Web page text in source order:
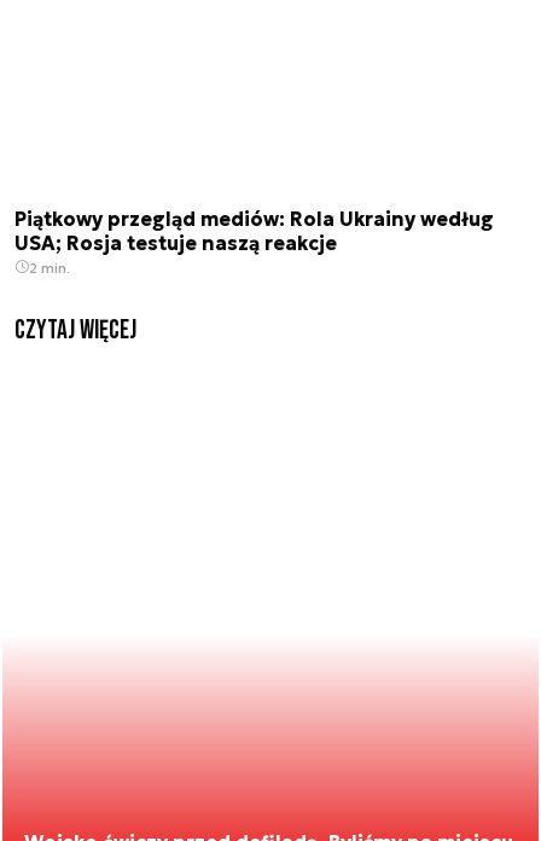
Piątkowy przegląd mediów: Rola Ukrainy według
USA; Rosja testuje naszą reakcje
2 min.
czytaj więcej